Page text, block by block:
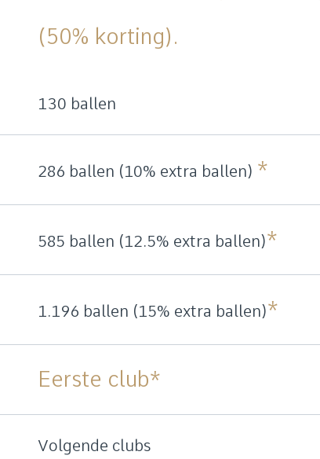
(50% korting).
130 ballen
286 ballen (10% extra ballen) *
585 ballen (12.5% extra ballen)*
1.196 ballen (15% extra ballen)*
Eerste club*
Volgende clubs